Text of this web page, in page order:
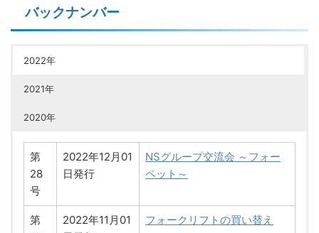
バックナンバー
2022年
2021年
2020年
第
28
号
2022年12月01
日発行
NSグループ交流会 ～フォー
ペット～
第
2022年11月01
フォークリフトの買い替え